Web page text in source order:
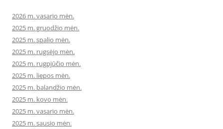
2026 m. vasario mėn.
2025 m. gruodžio mėn.
2025 m. spalio mėn.
2025 m. rugsėjo mėn.
2025 m. rugpjūčio mėn.
2025 m. liepos mėn.
2025 m. balandžio mėn.
2025 m. kovo mėn.
2025 m. vasario mėn.
2025 m. sausio mėn.